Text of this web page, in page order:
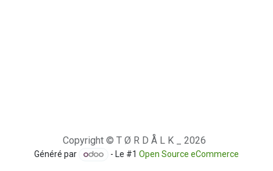
Copyright © T Ø R D Å L K _ 2026
Généré par - Le #1 Open Source eCommerce